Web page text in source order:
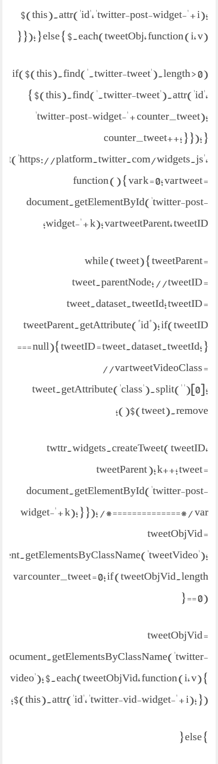
$(this).attr('id', 'twitter-post-widget-' + i);
}); } else { $.each(tweetObj, function (i, v) {
if($(this).find('.twitter-tweet').length > 0)
{ $(this).find('.twitter-tweet').attr('id',
'twitter-post-widget-' + counter_tweet);
counter_tweet++; } }); }
platform.twitter.com/widgets.js',
function () { var k = 0; var tweet =
document.getElementById('twitter-post-
widget-' + k); var tweetParent, tweetID;
while (tweet) { tweetParent =
tweet.parentNode; //tweetID =
tweet.dataset.tweetId; tweetID =
tweetParent.getAttribute("id"); if(tweetID
=== null){ tweetID = tweet.dataset.tweetId; }
//var tweetVideoClass =
tweet.getAttribute('class').split(' ')[0];
$(tweet).remove();
twttr.widgets.createTweet( tweetID,
tweetParent ); k++; tweet =
document.getElementById('twitter-post-
widget-' + k); } }); /*==============*/ var
tweetObjVid =
var counter_tweet = 0; if (tweetObjVid.length
== 0) {
tweetObjVid =
document.getElementsByClassName('twitter-
video'); $.each(tweetObjVid, function (i, v) {
$(this).attr('id', 'twitter-vid-widget-' + i); });
} else {